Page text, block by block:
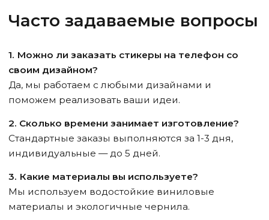
Часто задаваемые вопросы
1. Можно ли заказать стикеры на телефон со
своим дизайном?
Да, мы работаем с любыми дизайнами и
поможем реализовать ваши идеи.
2. Сколько времени занимает изготовление?
Стандартные заказы выполняются за 1-3 дня,
индивидуальные — до 5 дней.
3. Какие материалы вы используете?
Мы используем водостойкие виниловые
материалы и экологичные чернила.